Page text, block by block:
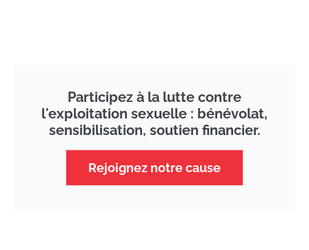
Participez à la lutte contre
l'exploitation sexuelle : bénévolat,
sensibilisation, soutien financier.
Rejoignez notre cause